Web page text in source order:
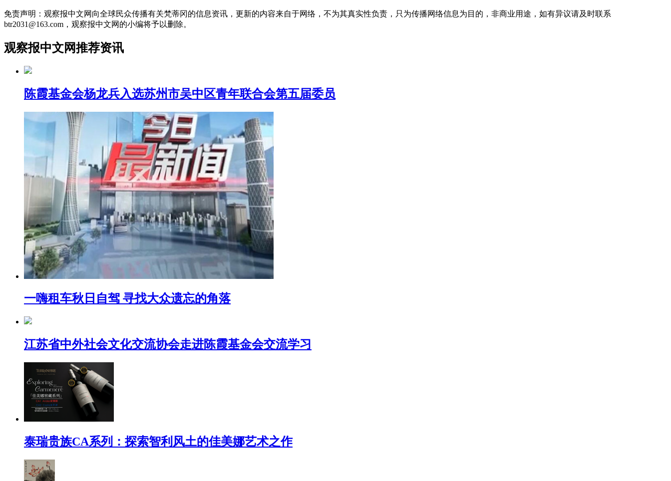
免责声明：观察报中文网向全球民众传播有关梵蒂冈的信息资讯，更新的内容来自于网络，不为其真实性负责，只为传播网络信息为目的，非商业用途，如有异议请及时联系
btr2031@163.com，观察报中文网的小编将予以删除。
观察报中文网推荐资讯
陈霞基金会杨龙兵入选苏州市吴中区青年联合会第五届委员
一嗨租车秋日自驾 寻找大众遗忘的角落
江苏省中外社会文化交流协会走进陈霞基金会交流学习
泰瑞贵族CA系列：探索智利风土的佳美娜艺术之作